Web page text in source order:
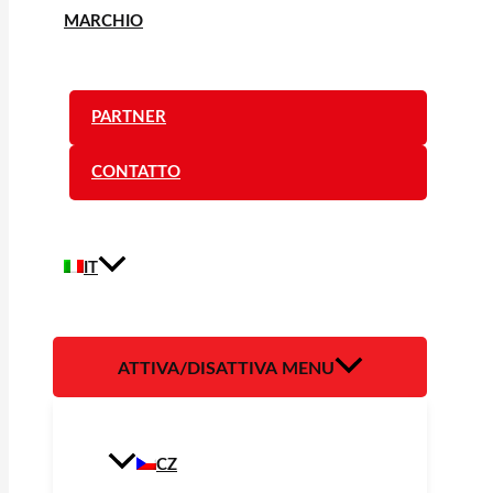
MARCHIO
PARTNER
CONTATTO
IT
ATTIVA/DISATTIVA MENU
CZ